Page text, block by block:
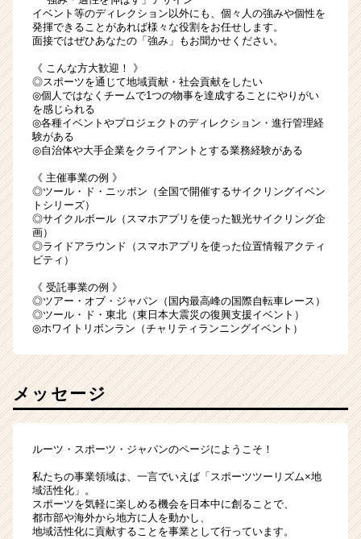
イベント等のディレクション以外にも、個々人の強みや個性を
発揮できることがあれば様々な役割をお任せします。
面接ではぜひあなたの「強み」もお聞かせください。
《 こんな方大歓迎！ 》
◎スポーツを通じて地域貢献・社会貢献をしたい
◎個人ではなくチームで1つの物事を達成することにやりがい
を感じられる
◎各種イベントやプロジェクトのディレクション・進行管理経
験がある
◎自治体や大手企業をクライアントとする業務経験がある
《 主催事業の例 》
◎ツール・ド・ニッポン （全国で開催するサイクリングイベン
トシリーズ）
◎サイクルボール （スマホアプリを使った観光サイクリング企
画）
◎ライドアラウンド （スマホアプリを使った位置情報アクティ
ビティ）
《 受託事業の例 》
◎ツアー・オブ・ジャパン（国内最高峰の国際自転車レース）
◎ツール・ド・東北（東日本大震災の復興支援イベント）
◎ホワイトリボンラン（チャリティランニングイベント）
メッセージ
ルーツ・スポーツ・ジャパンのページにようこそ！
私たちの事業領域は、一言でいえば「スポーツツーリズム×地
域活性化」。
スポーツを気軽に楽しめる機会を日本中に創ることで、
都市部や海外から地方に人を動かし、
地域活性化に貢献することを事業として行っています。